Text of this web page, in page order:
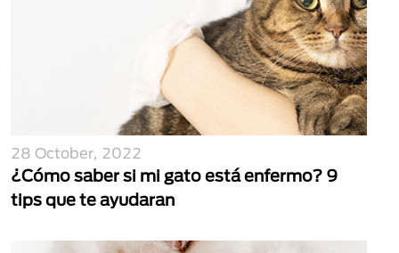
28 October, 2022
¿Cómo saber si mi gato está enfermo? 9
tips que te ayudaran